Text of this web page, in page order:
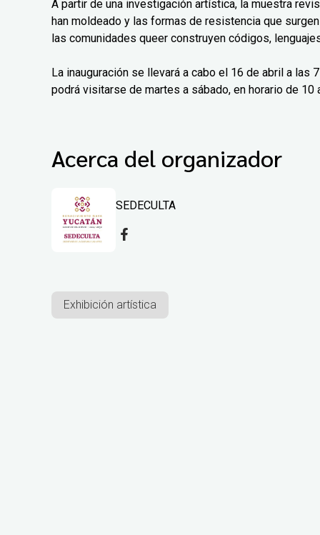
A partir de una investigación artística, la muestra
han moldeado y las formas de resistencia que
las comunidades queer construyen códigos,
La inauguración se llevará a cabo el 16 de abril a las
podrá visitarse de martes a sábado, en horario de 10
Acerca del organizador
SEDECULTA
Exhibición artística